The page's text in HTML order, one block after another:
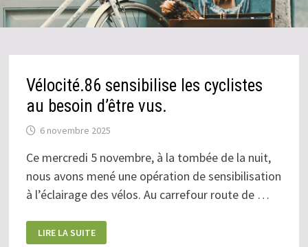
Vélocité.86 sensibilise les cyclistes
au besoin d’être vus.
6 novembre 2025
Ce mercredi 5 novembre, à la tombée de la nuit,
nous avons mené une opération de sensibilisation
à l’éclairage des vélos. Au carrefour route de …
SENSIBILISE
LIRE LA SUITE